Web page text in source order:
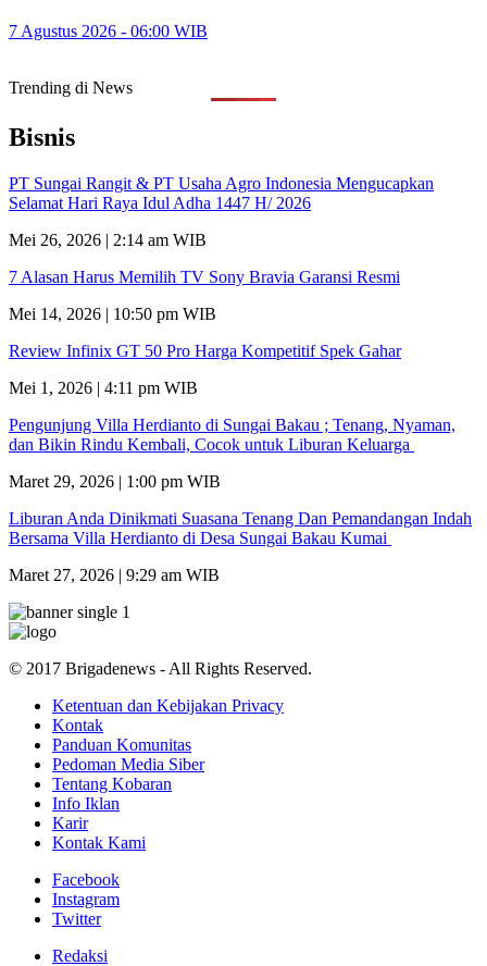
7 Agustus 2026 - 06:00 WIB
Trending di News
Bisnis
PT Sungai Rangit & PT Usaha Agro Indonesia Mengucapkan
Selamat Hari Raya Idul Adha 1447 H/ 2026
Mei 26, 2026 | 2:14 am WIB
7 Alasan Harus Memilih TV Sony Bravia Garansi Resmi
Mei 14, 2026 | 10:50 pm WIB
Review Infinix GT 50 Pro Harga Kompetitif Spek Gahar
Mei 1, 2026 | 4:11 pm WIB
Pengunjung Villa Herdianto di Sungai Bakau ; Tenang, Nyaman,
dan Bikin Rindu Kembali, Cocok untuk Liburan Keluarga
Maret 29, 2026 | 1:00 pm WIB
Liburan Anda Dinikmati Suasana Tenang Dan Pemandangan Indah
Bersama Villa Herdianto di Desa Sungai Bakau Kumai
Maret 27, 2026 | 9:29 am WIB
© 2017 Brigadenews - All Rights Reserved.
Ketentuan dan Kebijakan Privacy
Kontak
Panduan Komunitas
Pedoman Media Siber
Tentang Kobaran
Info Iklan
Karir
Kontak Kami
Facebook
Instagram
Twitter
Redaksi